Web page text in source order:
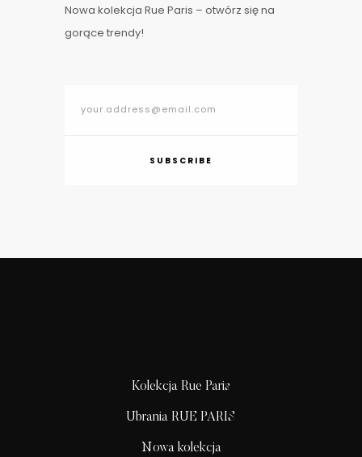
Nowa kolekcja Rue Paris – otwórz się na
gorące trendy!
SUBSCRIBE
Kolekcja Rue Paris
Ubrania RUE PARIS
Nowa kolekcja